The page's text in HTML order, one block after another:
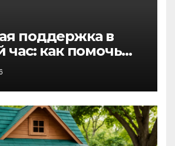
поддержка в
час: как помочь
справиться с
и
семью